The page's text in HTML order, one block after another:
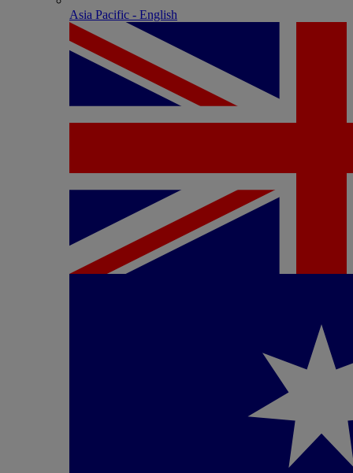
Asia Pacific - English